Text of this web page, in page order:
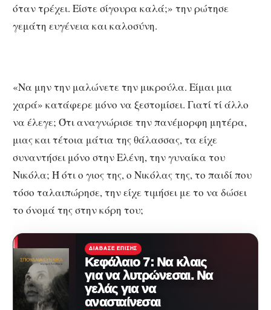
όταν τρέχει. Είστε σίγουρα καλά;» την ρώτησε
γεμάτη ευγένεια και καλοσύνη.
«Να μην την μαλώνετε την μικρούλα. Είμαι μια
χαρά» κατάφερε μόνο να ξεστομίσει. Γιατί τί άλλο
να έλεγε; Ότι αναγνώρισε την πανέμορφη μητέρα,
μιας και τέτοια μάτια της θάλασσας, τα είχε
συναντήσει μόνο στην Ελένη, την γυναίκα του
Νικόλα; Ή ότι ο γιος της, ο Νικόλας της, το παιδί που
τόσο ταλαιπώρησε, την είχε τιμήσει με το να δώσει
το όνομά της στην κόρη του;
ΔΙΆΒΑΣΕ ΕΠΊΣΗΣ
Κεφάλαιο 7: Να κλαις
για να λυτρώνεσαι. Να
γελάς για να
ανασταίνεσαι